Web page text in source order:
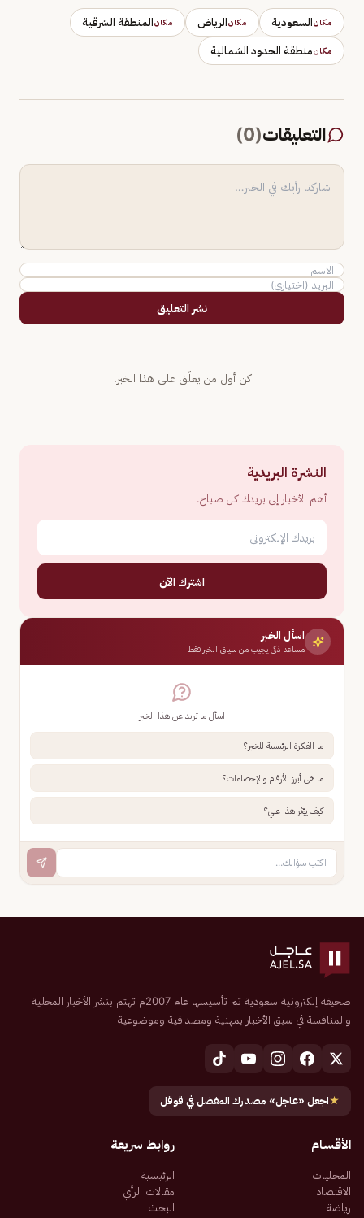
مكانالسعودية مكانالرياض مكانالمنطقة الشرقية
مكانمنطقة الحدود الشمالية
التعليقات(
0
)
نشر التعليق
كن أول من يعلّق على هذا الخبر.
النشرة البريدية
أهم الأخبار إلى بريدك كل صباح.
اشترك الآن
اسأل الخبر
مساعد ذكي يجيب من سياق الخبر فقط
اسأل ما تريد عن هذا الخبر
ما الفكرة الرئيسية للخبر؟
ما هي أبرز الأرقام والإحصاءات؟
كيف يؤثر هذا علي؟
صحيفة إلكترونية سعودية تم تأسيسها عام 2007م تهتم بنشر الأخبار المحلية
والمنافسة في سبق الأخبار بمهنية ومصداقية وموضوعية
★اجعل «عاجل» مصدرك المفضل في قوقل
الأقسام
المحليات
الاقتصاد
رياضة
روابط سريعة
الرئيسية
مقالات الرأي
البحث